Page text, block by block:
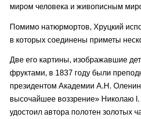
миром человека и живописным
Помимо натюрмортов, Хруцкий
в которых соединены приметы
Две его картины, изображавшие
фруктами, в 1837 году были
президентом Академии А.Н.
высочайшее воззрение» Николаю
удостоил автора полотен золотых